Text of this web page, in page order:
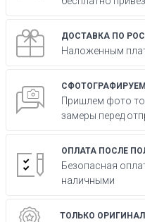
ДОСТАВКА ПО
Наложенным
Пришлем фото
замеры перед
ОПЛАТА ПОСЛЕ
Безопасная
наличными
ТОЛЬКО